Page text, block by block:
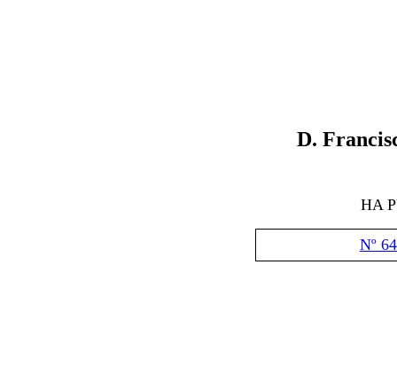
D.
HA
Nº